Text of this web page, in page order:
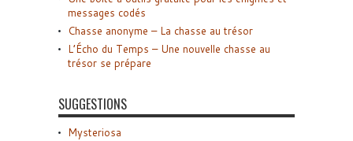
messages codés
Chasse anonyme – La chasse au trésor
L’Écho du Temps – Une nouvelle chasse au
trésor se prépare
SUGGESTIONS
Mysteriosa